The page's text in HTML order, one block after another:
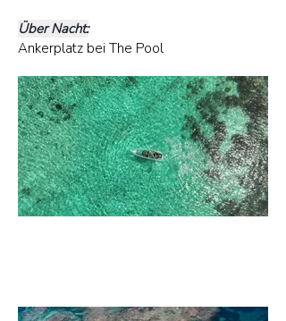
Über Nacht:
Ankerplatz bei The Pool